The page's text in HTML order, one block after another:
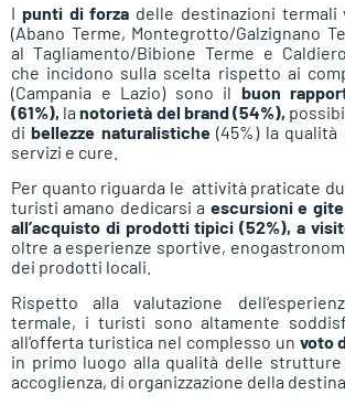
I punti di forza delle destinazioni termali
(Abano Terme, Montegrotto/Galzignano
al Tagliamento/Bibione Terme e
che incidono sulla scelta rispetto ai
(Campania e Lazio) sono il buon
(61%), la notorietà del brand (54%),
dibellezze naturalistiche(45%) la qualità
servizi e cure.
Per quanto riguarda le attività praticate
turisti amano dedicarsi a escursioni e
all’acquisto di prodotti tipici (52%), a
oltre a esperienze sportive,
dei prodotti locali.
Rispetto alla valutazione
termale, i turisti sono altamente
all’offerta turistica nel complesso un voto
in primo luogo alla qualità delle strutture
accoglienza, di organizzazione della